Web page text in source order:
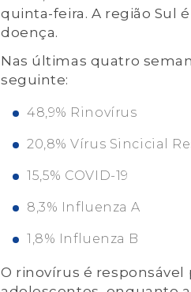
quinta-feira. A região Sul
doença.
Nas últimas quatro
seguinte:
48,9% Rinovírus
20,8% Vírus Sincicial
15,5% COVID-19
8,3% Influenza A
1,8% Influenza B
O rinovírus é